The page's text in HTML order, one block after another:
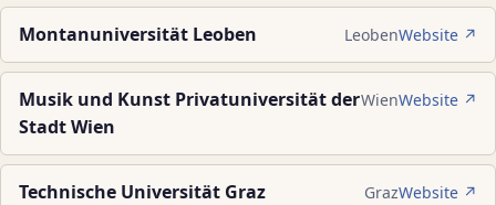
Montanuniversität Leoben LeobenWebsite ↗
Musik und Kunst Privatuniversität der
Stadt Wien
WienWebsite ↗
Technische Universität Graz GrazWebsite ↗